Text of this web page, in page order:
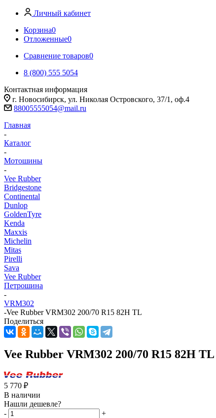
Личный кабинет
Корзина0
Отложенные0
Сравнение товаров0
8 (800) 555 5054
Контактная информация
г. Новосибирск, ул. Николая Островского, 37/1, оф.4
88005555054@mail.ru
Главная
-
Каталог
-
Мотошины
-
Vee Rubber
Bridgestone
Continental
Dunlop
GoldenTyre
Kenda
Maxxis
Michelin
Mitas
Pirelli
Sava
Vee Rubber
Петрошина
-
VRM302
-Vee Rubber VRM302 200/70 R15 82H TL
Поделиться
Vee Rubber VRM302 200/70 R15 82H TL
5 770 ₽
В наличии
Нашли дешевле?
-
+